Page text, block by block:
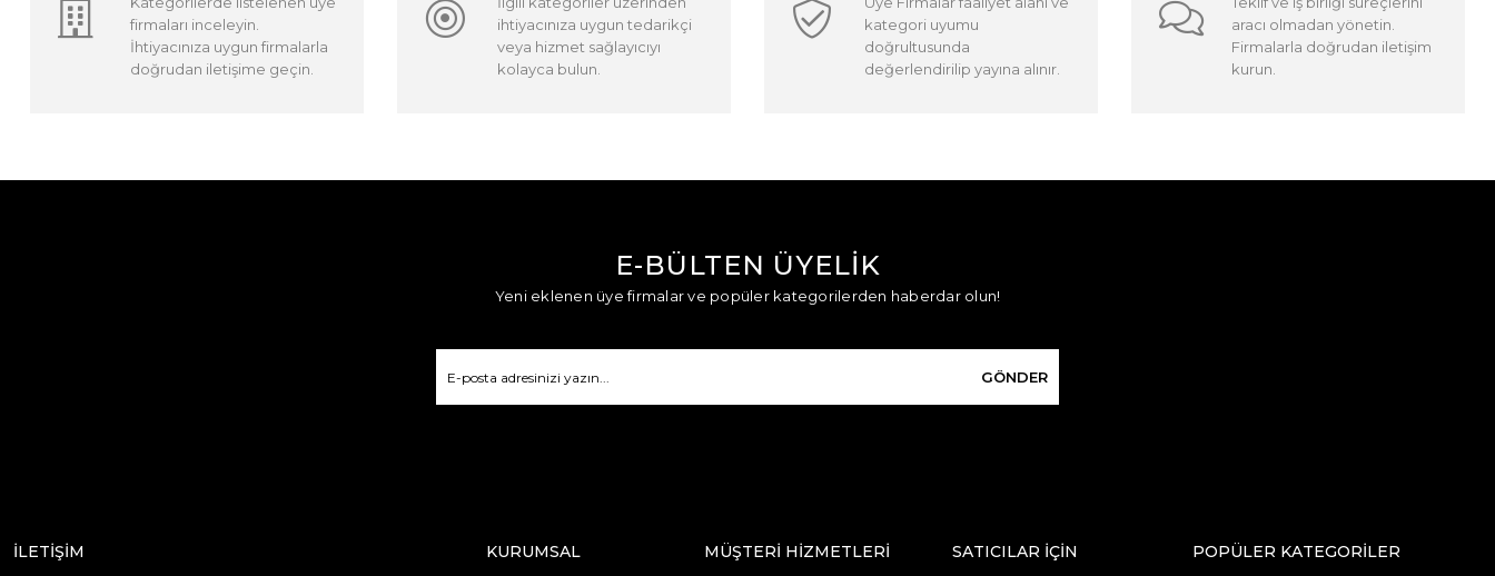
firmaları inceleyin.
İhtiyacınıza uygun firmalarla
doğrudan iletişime geçin.
ihtiyacınıza uygun tedarikçi
veya hizmet sağlayıcıyı
kolayca bulun.
kategori uyumu
doğrultusunda
değerlendirilip yayına alınır.
aracı olmadan yönetin.
Firmalarla doğrudan iletişim
kurun.
E-BÜLTEN ÜYELİK
Yeni eklenen üye firmalar ve popüler kategorilerden haberdar olun!
GÖNDER
İLETİŞİM KURUMSAL MÜŞTERİ HİZMETLERİ SATICILAR İÇİN POPÜLER KATEGORİLER